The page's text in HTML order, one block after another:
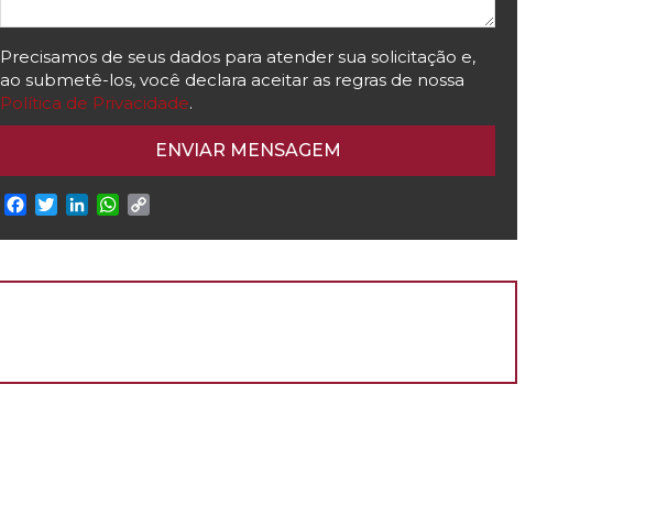
Precisamos de seus dados para atender sua solicitação e,
ao submetê-los, você declara aceitar as regras de nossa
Política de Privacidade.
Facebook
TwitterLinkedInWhatsApp